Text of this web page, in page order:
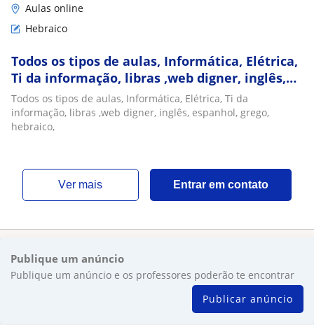
Aulas online
Hebraico
Todos os tipos de aulas, Informática, Elétrica,
Ti da informação, libras ,web digner, inglês,
espanhol, grego, hebraico
Todos os tipos de aulas, Informática, Elétrica, Ti da
informação, libras ,web digner, inglês, espanhol, grego,
hebraico,
ver mais Entrar em contato
Publique um anúncio
Publique um anúncio e os professores poderão te encontrar
Publicar anúncio